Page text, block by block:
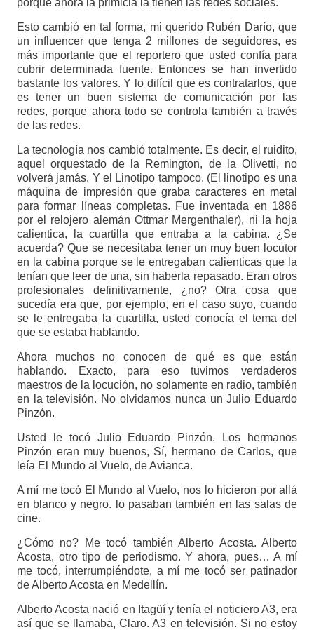
Esto cambió en tal forma, mi querido Rubén Darío, que
un influencer que tenga 2 millones de seguidores, es
más importante que el reportero que usted confía para
cubrir determinada fuente. Entonces se han invertido
bastante los valores. Y lo difícil que es contratarlos, que
es tener un buen sistema de comunicación por las
redes, porque ahora todo se controla también a través
de las redes.
La tecnología nos cambió totalmente. Es decir, el ruidito,
aquel orquestado de la Remington, de la Olivetti, no
volverá jamás. Y el Linotipo tampoco. (El linotipo es una
máquina de impresión que graba caracteres en metal
para formar líneas completas. Fue inventada en 1886
por el relojero alemán Ottmar Mergenthaler), ni la hoja
calientica, la cuartilla que entraba a la cabina. ¿Se
acuerda? Que se necesitaba tener un muy buen locutor
en la cabina porque se le entregaban calienticas que la
tenían que leer de una, sin haberla repasado. Eran otros
profesionales definitivamente, ¿no? Otra cosa que
sucedía era que, por ejemplo, en el caso suyo, cuando
se le entregaba la cuartilla, usted conocía el tema del
que se estaba hablando.
Ahora muchos no conocen de qué es que están
hablando. Exacto, para eso tuvimos verdaderos
maestros de la locución, no solamente en radio, también
en la televisión. No olvidamos nunca un Julio Eduardo
Pinzón.
Usted le tocó Julio Eduardo Pinzón. Los hermanos
Pinzón eran muy buenos, Sí, hermano de Carlos, que
leía El Mundo al Vuelo, de Avianca.
A mí me tocó El Mundo al Vuelo, nos lo hicieron por allá
en blanco y negro. lo pasaban también en las salas de
cine.
¿Cómo no? Me tocó también Alberto Acosta. Alberto
Acosta, otro tipo de periodismo. Y ahora, pues… A mí
me tocó, interrumpiéndote, a mí me tocó ser patinador
de Alberto Acosta en Medellín.
Alberto Acosta nació en Itagüí y tenía el noticiero A3, era
así que se llamaba, Claro. A3 en televisión. Si no estoy